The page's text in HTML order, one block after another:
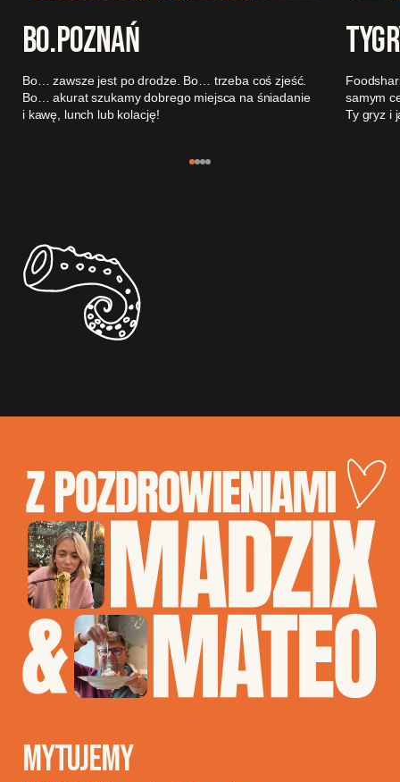
BO.POZNAŃ
Bo… zawsze jest po drodze. Bo… trzeba coś zjeść.
Bo… akurat szukamy dobrego miejsca na śniadanie
i kawę, lunch lub kolację!
samym
Ty gryz i
MYTUJEMY